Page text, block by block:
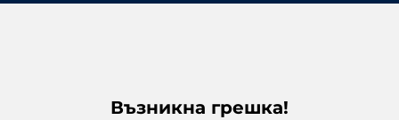
Възникна грешка!